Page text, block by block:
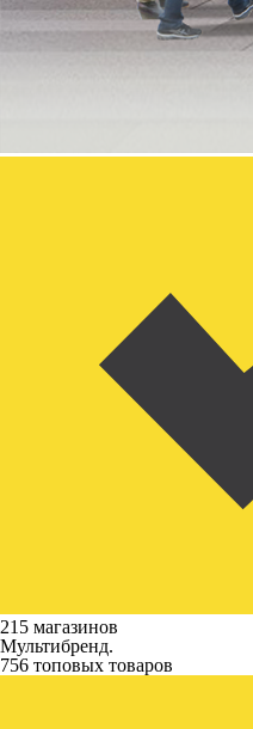
215 магазинов
Мультибренд.
756 топовых товаров